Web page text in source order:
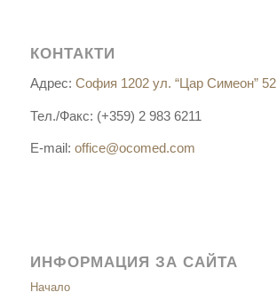
КОНТАКТИ
Адрес: София 1202 ул. “Цар Симеон” 52
Тел./Факс: (+359) 2 983 6211
E-mail: office@ocomed.com
ИНФОРМАЦИЯ ЗА САЙТА
Начало